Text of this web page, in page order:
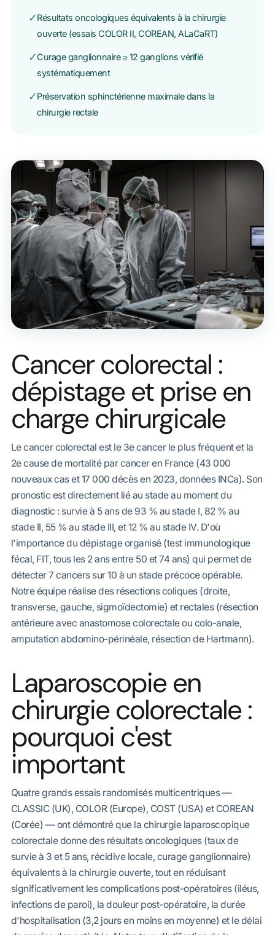
✓Résultats oncologiques équivalents à la chirurgie
ouverte (essais COLOR II, COREAN, ALaCaRT)
✓Curage ganglionnaire ≥ 12 ganglions vérifié
systématiquement
✓Préservation sphinctérienne maximale dans la
chirurgie rectale
Cancer colorectal :
dépistage et prise en
charge chirurgicale
Le cancer colorectal est le 3e cancer le plus fréquent et la
2e cause de mortalité par cancer en France (43 000
nouveaux cas et 17 000 décès en 2023, données INCa). Son
pronostic est directement lié au stade au moment du
diagnostic : survie à 5 ans de 93 % au stade I, 82 % au
stade II, 55 % au stade III, et 12 % au stade IV. D'où
l'importance du dépistage organisé (test immunologique
fécal, FIT, tous les 2 ans entre 50 et 74 ans) qui permet de
détecter 7 cancers sur 10 à un stade précoce opérable.
Notre équipe réalise des résections coliques (droite,
transverse, gauche, sigmoïdectomie) et rectales (résection
antérieure avec anastomose colorectale ou colo-anale,
amputation abdomino-périnéale, résection de Hartmann).
Laparoscopie en
chirurgie colorectale :
pourquoi c'est
important
Quatre grands essais randomisés multicentriques —
CLASSIC (UK), COLOR (Europe), COST (USA) et COREAN
(Corée) — ont démontré que la chirurgie laparoscopique
colorectale donne des résultats oncologiques (taux de
survie à 3 et 5 ans, récidive locale, curage ganglionnaire)
équivalents à la chirurgie ouverte, tout en réduisant
significativement les complications post-opératoires (iléus,
infections de paroi), la douleur post-opératoire, la durée
d'hospitalisation (3,2 jours en moins en moyenne) et le délai